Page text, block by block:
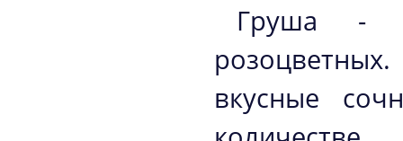
Груша -
вкусные